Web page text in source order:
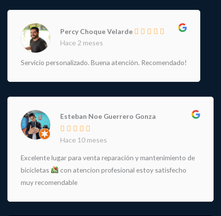
Percy Choque Velarde
Hace 2 meses
Servicio personalizado. Buena atención. Recomendado!
Esteban Noe Guerrero Gonza
Hace 10 meses
Excelente lugar para venta reparación y mantenimiento de
bicicletas
con atencion profesional estoy satisfecho
muy recomendable